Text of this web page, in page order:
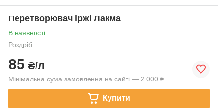
Перетворювач іржі Лакма
В наявності
Роздріб
85 ₴/л
Мінімальна сума замовлення на сайті — 2 000 ₴
Купити